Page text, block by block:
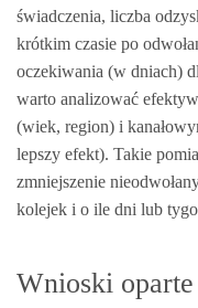
świadczenia, liczba
krótkim czasie po
oczekiwania (w dniach)
warto analizować
(wiek, region) i
lepszy efekt). Takie
zmniejszenie
kolejek i o ile dni lub
Wnioski